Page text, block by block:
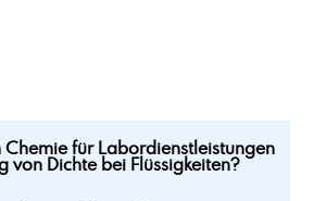
Chemie für Labordienstleistungen
von Dichte bei Flüssigkeiten?